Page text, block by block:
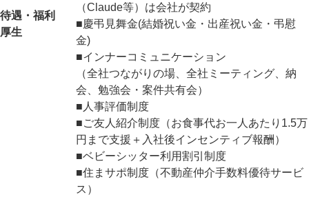
待遇・福利
厚生
（Claude等）は会社が契約
■慶弔見舞金(結婚祝い金・出産祝い金・弔慰
金)
■インナーコミュニケーション
（全社つながりの場、全社ミーティング、納
会、勉強会・案件共有会）
■人事評価制度
■ご友人紹介制度（お食事代お一人あたり1.5万
円まで支援＋入社後インセンティブ報酬）
■ベビーシッター利用割引制度
■住まサポ制度（不動産仲介手数料優待サービ
ス）